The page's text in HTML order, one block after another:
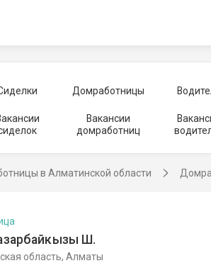
Домработницы
Вакансии
домработниц
в Алматинской области
Ш.
область, Алматы